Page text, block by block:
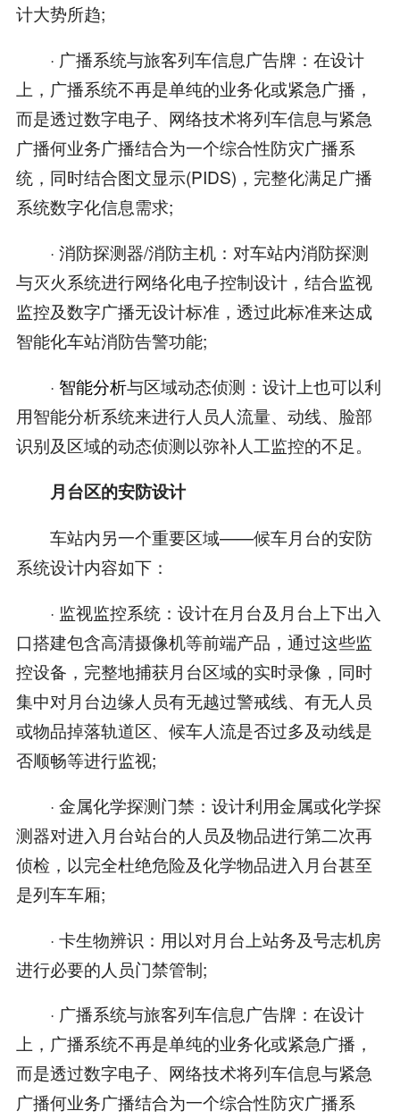
计大势所趋;
· 广播系统与旅客列车信息广告牌：在设计
上，广播系统不再是单纯的业务化或紧急广播，
而是透过数字电子、网络技术将列车信息与紧急
广播何业务广播结合为一个综合性防灾广播系
统，同时结合图文显示(PIDS)，完整化满足广播
系统数字化信息需求;
· 消防探测器/消防主机：对车站内消防探测
与灭火系统进行网络化电子控制设计，结合监视
监控及数字广播无设计标准，透过此标准来达成
智能化车站消防告警功能;
· 智能分析与区域动态侦测：设计上也可以利
用智能分析系统来进行人员人流量、动线、脸部
识别及区域的动态侦测以弥补人工监控的不足。
月台区的安防设计
车站内另一个重要区域——候车月台的安防
系统设计内容如下：
· 监视监控系统：设计在月台及月台上下出入
口搭建包含高清摄像机等前端产品，通过这些监
控设备，完整地捕获月台区域的实时录像，同时
集中对月台边缘人员有无越过警戒线、有无人员
或物品掉落轨道区、候车人流是否过多及动线是
否顺畅等进行监视;
· 金属化学探测门禁：设计利用金属或化学探
测器对进入月台站台的人员及物品进行第二次再
侦检，以完全杜绝危险及化学物品进入月台甚至
是列车车厢;
· 卡生物辨识：用以对月台上站务及号志机房
进行必要的人员门禁管制;
· 广播系统与旅客列车信息广告牌：在设计
上，广播系统不再是单纯的业务化或紧急广播，
而是透过数字电子、网络技术将列车信息与紧急
广播何业务广播结合为一个综合性防灾广播系